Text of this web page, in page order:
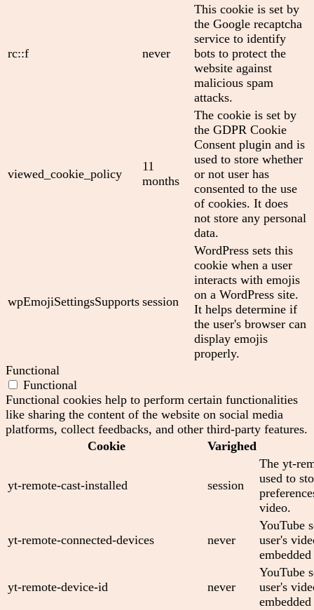
rc::f never
This cookie is set by
the Google recaptcha
service to identify
bots to protect the
website against
malicious spam
attacks.
viewed_cookie_policy
11
months
The cookie is set by
the GDPR Cookie
Consent plugin and is
used to store whether
or not user has
consented to the use
of cookies. It does
not store any personal
data.
wpEmojiSettingsSupports session
WordPress sets this
cookie when a user
interacts with emojis
on a WordPress site.
It helps determine if
the user's browser can
display emojis
properly.
Functional
Functional
Functional cookies help to perform certain functionalities
like sharing the content of the website on social media
platforms, collect feedbacks, and other third-party features.
Cookie
Varighed
yt-remote-cast-installed session
The yt-
used to
video.
yt-remote-connected-devices never
YouTube
user's
yt-remote-device-id never
YouTube
user's